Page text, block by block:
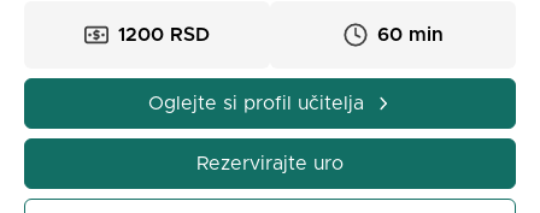
1200 RSD 60 min
Oglejte si profil učitelja
Rezervirajte uro